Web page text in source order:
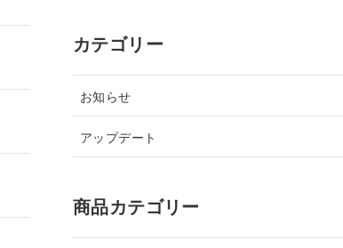
カテゴリー
お知らせ
アップデート
商品カテゴリー